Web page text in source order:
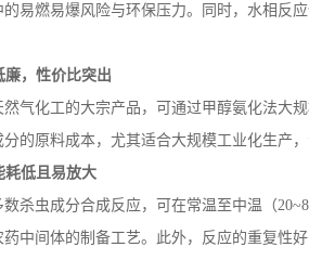
易燃易爆风险与环保压力。同时，水相反
廉，性价比突出
气化工的大宗产品，可通过甲醇氨化法大
的原料成本，尤其适合大规模工业化生产
耗低且易放大
杀虫成分合成反应，可在常温至中温（
中间体的制备工艺。此外，反应的重复性